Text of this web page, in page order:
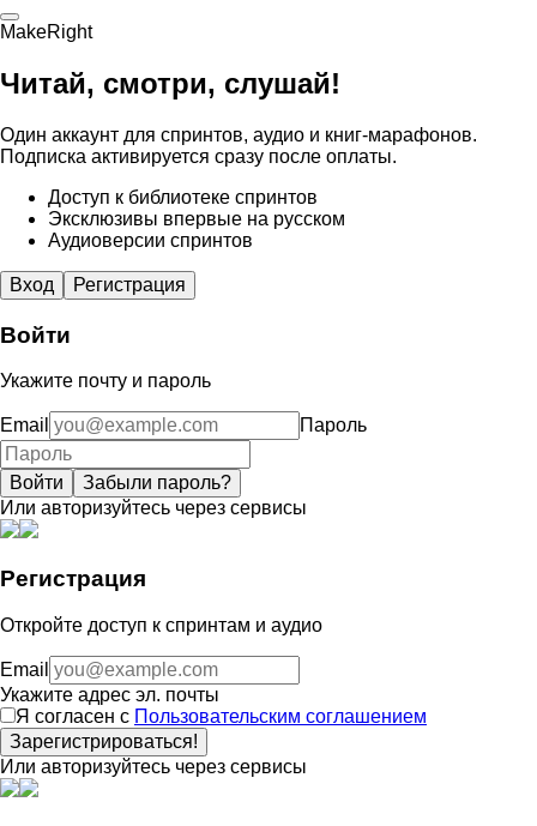
MakeRight
Читай, смотри, слушай!
Один аккаунт для спринтов, аудио и книг-марафонов.
Подписка активируется сразу после оплаты.
Доступ к библиотеке спринтов
Эксклюзивы впервые на русском
Аудиоверсии спринтов
Вход Регистрация
Войти
Укажите почту и пароль
Email Пароль
Войти
Забыли пароль?
Или авторизуйтесь через сервисы
Регистрация
Откройте доступ к спринтам и аудио
Email
Укажите адрес эл. почты
Я согласен с Пользовательским соглашением
Зарегистрироваться!
Или авторизуйтесь через сервисы